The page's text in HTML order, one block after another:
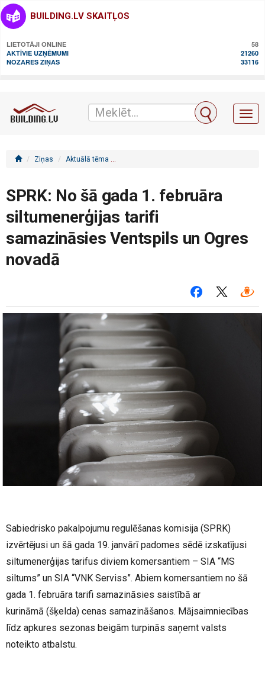
BUILDING.LV SKAITĻOS
LIETOTĀJI ONLINE
58
AKTĪVIE UZŅĒMUMI
21260
NOZARES ZIŅAS
33116
Ziņas Aktuālā tēma
SPRK: No šā gada 1. februāra
siltumenerģijas tarifi
samazināsies Ventspils un Ogres
novadā
Sabiedrisko pakalpojumu regulēšanas komisija (SPRK)
izvērtējusi un šā gada 19. janvārī padomes sēdē izskatījusi
siltumenerģijas tarifus diviem komersantiem – SIA “MS
siltums” un SIA “VNK Serviss”. Abiem komersantiem no šā
gada 1. februāra tarifi samazināsies saistībā ar
kurināmā (šķelda) cenas samazināšanos. Mājsaimniecības
līdz apkures sezonas beigām turpinās saņemt valsts
noteikto atbalstu.